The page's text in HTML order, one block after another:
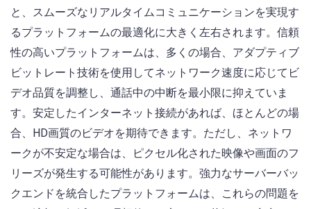
と、スムーズなリアルタイムコミュニケーションを実現す
るプラットフォームの最適化に大きく左右されます。信頼
性の高いプラットフォームは、多くの場合、アダプティブ
ビットレート技術を使用してネットワーク速度に応じてビ
デオ品質を調整し、通話中の中断を最小限に抑えていま
す。安定したインターネット接続があれば、ほとんどの場
合、HD画質のビデオを期待できます。ただし、ネットワ
ークが不安定な場合は、ピクセル化された映像や画面のフ
リーズが発生する可能性があります。強力なサーバーバッ
クエンドを統合したプラットフォームは、これらの問題を